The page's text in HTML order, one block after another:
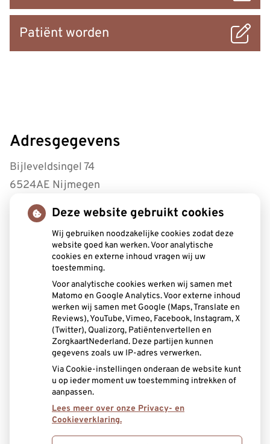
Patiënt worden
Adresgegevens
Bijleveldsingel 74
6524AE Nijmegen
Tel:0243221430
Openingstijden
Maandag:
8.30 - 17.00
Woensdag:
8.30 - 17.00
Donderdag:
8.30 - 12.30
8.30 - 12.00
Aangesloten bij:
Deze website gebruikt cookies
Wij gebruiken noodzakelijke cookies zodat deze
website goed kan werken. Voor analytische
cookies en externe inhoud vragen wij uw
toestemming.
Voor analytische cookies werken wij samen met
Matomo en Google Analytics. Voor externe inhoud
werken wij samen met Google (Maps, Translate en
Reviews), YouTube, Vimeo, Facebook, Instagram, X
(Twitter), Qualizorg, Patiëntenvertellen en
ZorgkaartNederland. Deze partijen kunnen
gegevens zoals uw IP-adres verwerken.
Via Cookie-instellingen onderaan de website kunt
u op ieder moment uw toestemming intrekken of
aanpassen.
Lees meer over onze Privacy- en
Cookieverklaring.